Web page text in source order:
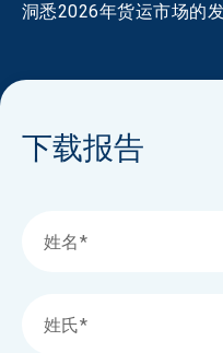
洞悉2026年货运市场的发
下载报告